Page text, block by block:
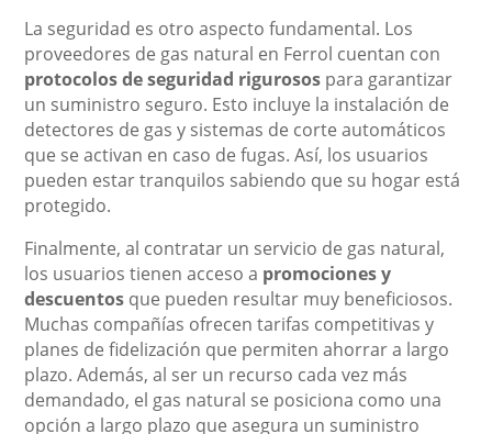
La seguridad es otro aspecto fundamental. Los
proveedores de gas natural en Ferrol cuentan con
protocolos de seguridad rigurosos para garantizar
un suministro seguro. Esto incluye la instalación de
detectores de gas y sistemas de corte automáticos
que se activan en caso de fugas. Así, los usuarios
pueden estar tranquilos sabiendo que su hogar está
protegido.
Finalmente, al contratar un servicio de gas natural,
los usuarios tienen acceso a promociones y
descuentos que pueden resultar muy beneficiosos.
Muchas compañías ofrecen tarifas competitivas y
planes de fidelización que permiten ahorrar a largo
plazo. Además, al ser un recurso cada vez más
demandado, el gas natural se posiciona como una
opción a largo plazo que asegura un suministro